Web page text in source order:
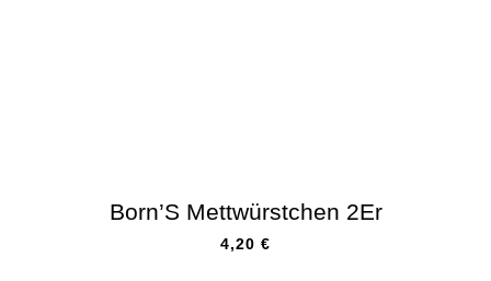
Born’S Mettwürstchen 2Er
4,20 €